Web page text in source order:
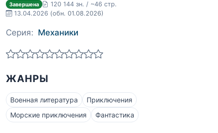
Завершена
120 144 зн. / ~46 стр.
13.04.2026 (обн. 01.08.2026)
Серия: Механики
ЖАНРЫ
Военная литература
Приключения
Морские приключения
Фантастика